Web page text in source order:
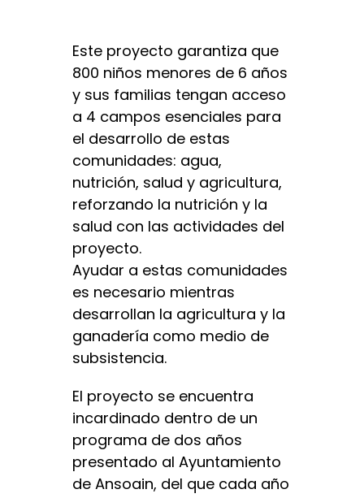
Este proyecto garantiza que
800 niños menores de 6 años
y sus familias tengan acceso
a 4 campos esenciales para
el desarrollo de estas
comunidades: agua,
nutrición, salud y agricultura,
reforzando la nutrición y la
salud con las actividades del
proyecto.
Ayudar a estas comunidades
es necesario mientras
desarrollan la agricultura y la
ganadería como medio de
subsistencia.
El proyecto se encuentra
incardinado dentro de un
programa de dos años
presentado al Ayuntamiento
de Ansoain, del que cada año